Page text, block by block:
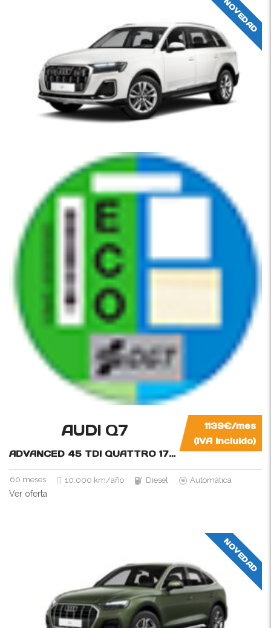
NOVEDAD
1139€/mes
(IVA incluido)
AUDI Q7
ADVANCED 45 TDI QUATTRO 170KW (231CV) TI
60 meses 10.000 km/año Diesel Automática
Ver oferta
NOVEDAD